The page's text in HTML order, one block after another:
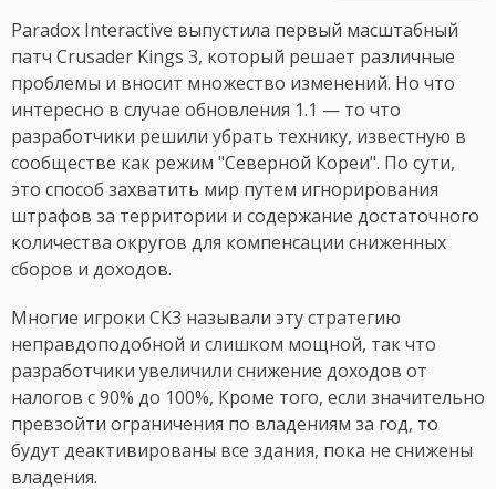
Paradox Interactive выпустила первый масштабный
патч Crusader Kings 3, который решает различные
проблемы и вносит множество изменений. Но что
интересно в случае обновления 1.1 — то что
разработчики решили убрать технику, известную в
сообществе как режим "Северной Кореи". По сути,
это способ захватить мир путем игнорирования
штрафов за территории и содержание достаточного
количества округов для компенсации сниженных
сборов и доходов.
Многие игроки CK3 называли эту стратегию
неправдоподобной и слишком мощной, так что
разработчики увеличили снижение доходов от
налогов с 90% до 100%, Кроме того, если значительно
превзойти ограничения по владениям за год, то
будут деактивированы все здания, пока не снижены
владения.